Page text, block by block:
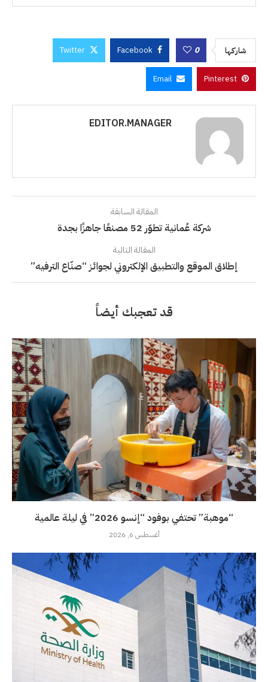
شاركها 0
Facebook
Twitter
Pinterest
Email
EDITOR.MANAGER
المقالة السابقة
شركة عُمانية تطوّر 52 مصنعًا جاهزًا بجدة
المقالة التالية
إطلاق الموقع والتطبيق الإلكتروني لجوائز “صنّاع الترفيه”
قد تعجبك أيضاً
“موهبة” تحتفي بوفود “إنسو 2026” في ليلة عالمية
أغسطس 6, 2026